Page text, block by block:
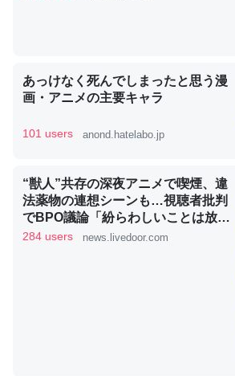
これを元に考えるとカルシウムを大量
類は苦労してるんだな…。腹足類だと
ジになったり努力してるし。
いのか」に関する新仮説
ウチもEchoを実家に置いて４年。でた
ちぼちRingも置こうかと画策中。あと
位置情報を共有してる。電池残量や充
─たまにLINEするくらいだった遠方の父67歳
あっけなく死んでしまったと思う漫
画・アニメの主要キャラ
101 users anond.hatelabo.jp
“獣人”共存の深夜アニメで喫煙、違
法薬物の連想シーンも…視聴者批判
でBPO議論「紛らわしいことは放送
しないほうが」 - ライブドアニュー
284 users news.livedoor.com